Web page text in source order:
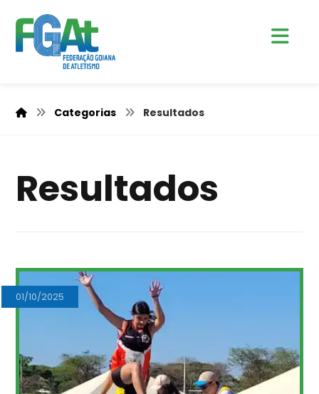
Categorias Resultados
Resultados
01/10/2025